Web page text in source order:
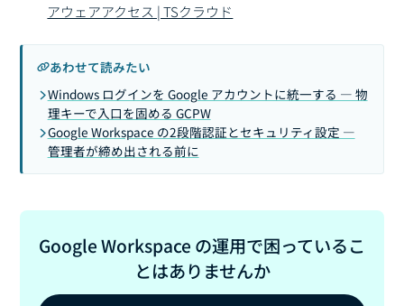
アウェアアクセス | TSクラウド
あわせて読みたい
Windows ログインを Google アカウントに統一する — 物
理キーで入口を固める GCPW
Google Workspace の2段階認証とセキュリティ設定 —
管理者が締め出される前に
Google Workspace の運用で困っているこ
とはありませんか